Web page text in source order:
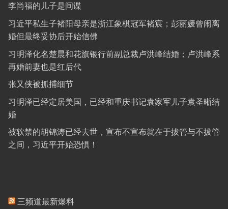
李尚福的儿子是间谍
习近平私生子褚阳母亲是浙江象棋冠军褚宸；彭丽媛曾闹离
婚但最终妥协后开始信佛
习明泽化名楚晨和花旗银行前副总裁卢洪峰结婚；卢洪峰系
再婚前妻也是红后代
张又侠被抓捕细节
习明泽已经定居美国，已经和重庆书记袁家军儿子袁圣晰结
婚
被软禁的胡锦涛已经去世，宣布不宣布就在于拔管与不拔管
之间，习近平开始恐惧！
三频道最新爆料